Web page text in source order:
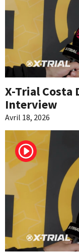
X-Trial Costa
Interview
Avril 18, 2026